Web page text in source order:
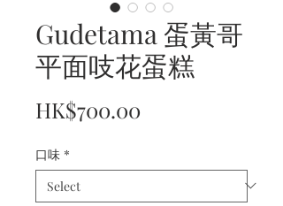
Gudetama 蛋黃哥
平面吱花蛋糕
HK$700.00
口味 *